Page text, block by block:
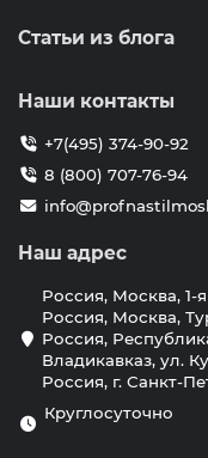
Статьи из блога
Наши контакты
+7(495) 374-90-92
8 (800) 707-76-94
Наш адрес
Россия, Москва, 1-
Россия, Москва,
Россия,
Владикавказ, ул.
Россия, г. Санкт-
Круглосуточно